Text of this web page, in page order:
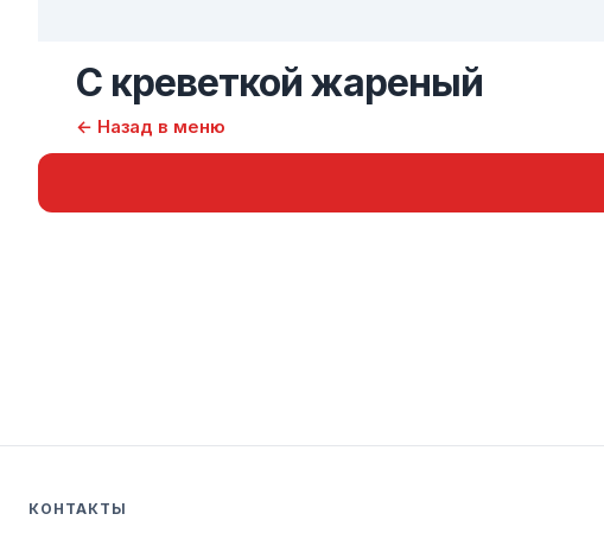
С креветкой жареный
← Назад в меню
КОНТАКТЫ